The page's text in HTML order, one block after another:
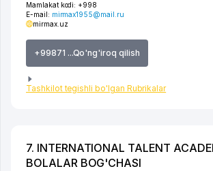
Mamlakat kodi: +998
E-mail: mirmax1955@mail.ru
mirmax.uz
+99871 ...Qo'ng'iroq qilish
Tashkilot tegishli bo'lgan Rubrikalar
7. INTERNATIONAL TALENT
BOLALAR BOG'CHASI